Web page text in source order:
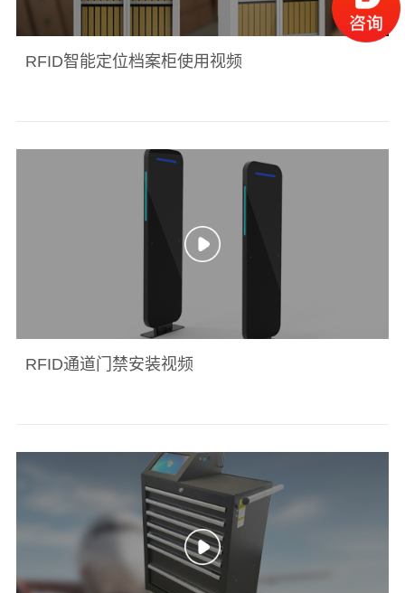
RFID智能定位档案柜使用视频
RFID通道门禁安装视频